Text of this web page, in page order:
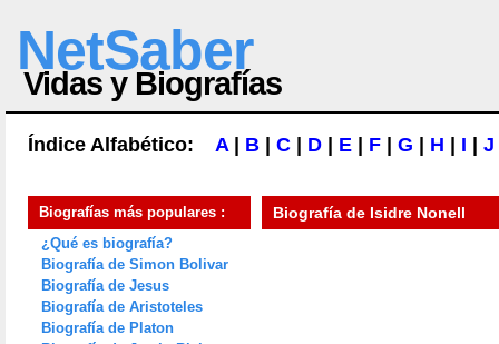
NetSaber
Vidas y Biografías
Índice Alfabético: A| B C D E F G H I J
Biografías más populares :
¿Qué es biografía?
Biografía de Simon Bolivar
Biografía de Jesus
Biografía de Aristoteles
Biografía de Platon
Biografía de Isidre Nonell